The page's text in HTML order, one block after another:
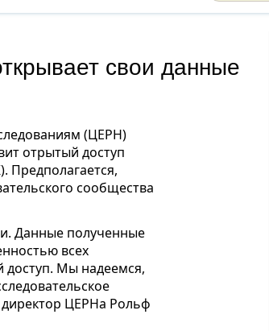
свои данные
(ЦЕРН)
отрытый доступ
Предполагается,
сообщества
Данные полученные
всех
доступ. Мы надеемся,
ЦЕРНа Рольф